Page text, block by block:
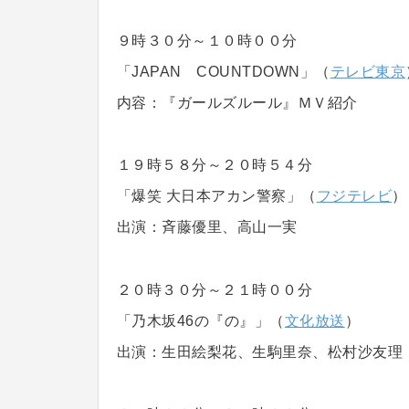
９時３０分～１０時００分
「JAPAN COUNTDOWN」（ テレビ東京
内容：『ガールズルール』ＭＶ紹介
１９時５８分～２０時５４分
「爆笑 大日本アカン警察」（ フジテレビ）
出演：斉藤優里、高山一実
２０時３０分～２１時００分
「乃木坂46の『の』」（文化放送 ）
出演：生田絵梨花、生駒里奈、松村沙友理